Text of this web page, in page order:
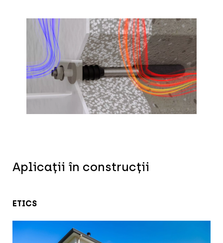
Aplicații în construcții
ETICS